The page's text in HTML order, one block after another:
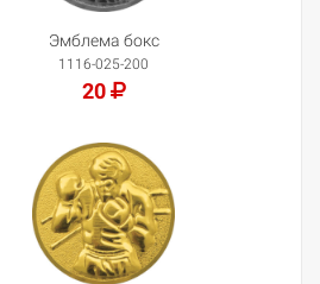
Эмблема бокс
1116-025-200
20
Добавить в корзину